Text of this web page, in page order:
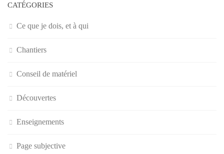
CATÉGORIES
Ce que je dois, et à qui
Chantiers
Conseil de matériel
Découvertes
Enseignements
Page subjective